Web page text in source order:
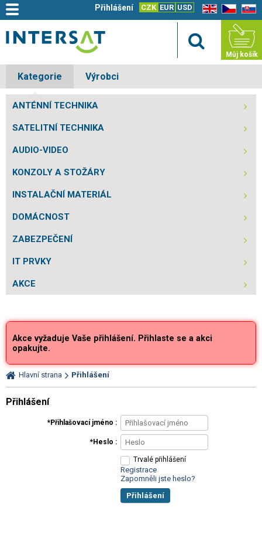
EN CZ SK
CZK EUR USD
Přihlášení
Můj košík
Kategorie Výrobci
ANTÉNNÍ TECHNIKA
SATELITNÍ TECHNIKA
AUDIO-VIDEO
KONZOLY A STOŽÁRY
INSTALAČNÍ MATERIÁL
DOMÁCNOST
ZABEZPEČENÍ
IT PRVKY
AKCE
Akce vyžaduje Vaše přihlášení. Přihlaste se a akci
opakujte.
Hlavní strana Přihlášení
Přihlášení
Přihlašovací jméno
Heslo
Trvalé přihlášení
Registrace
Zapomněli jste heslo?
Přihlášení